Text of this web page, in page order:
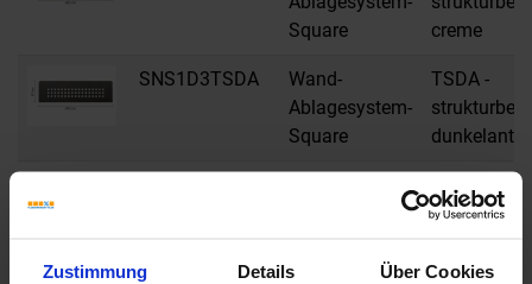
Zustimmung Details Über Cookies
Square
creme
SNS1D3TSDA
Wand-
Ablagesystem-
Square
TSDA -
Ablagesystem-
TSG -